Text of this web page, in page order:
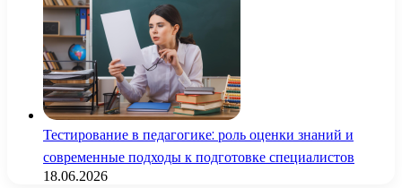
Тестирование в педагогике: роль оценки знаний и
современные подходы к подготовке специалистов
18.06.2026